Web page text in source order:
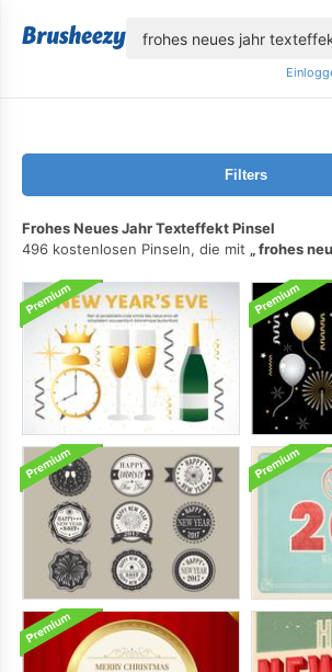
Filters
Frohes Neues Jahr Texteffekt Pinsel
496 kostenlosen Pinseln, die mit
frohes